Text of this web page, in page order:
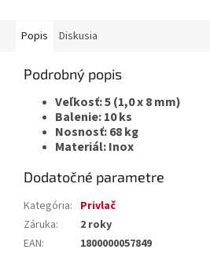
Popis Diskusia
Podrobný popis
Veľkosť: 5 (1,0 x 8 mm)
Balenie: 10 ks
Nosnosť: 68 kg
Materiál: Inox
Dodatočné parametre
Kategória: Privlač
Záruka:
2 roky
EAN: 1800000057849